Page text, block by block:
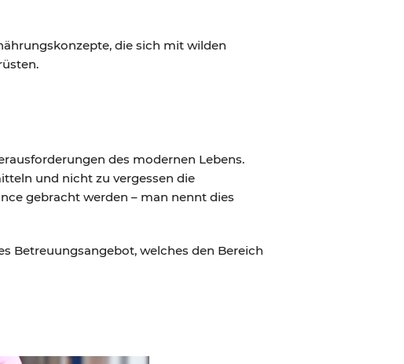
die sich mit wilden
des modernen Lebens.
und nicht zu vergessen die
gebracht werden – man nennt dies
Betreuungsangebot, welches den Bereich